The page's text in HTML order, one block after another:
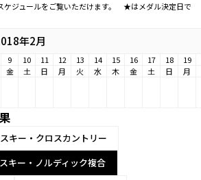
ケジュールをご覧いただけます。 ★はメダル決定日で
年2月
9 10 11 12 13 14 15 16 17 18 19
金 土 日 月 火 水 木 金 土 日 月
スキー・クロスカントリー
スキー・ノルディック複合